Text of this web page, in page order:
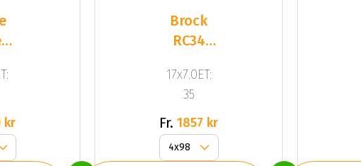
kr
Brock
RC34
Silv
17x7.0ET:
35
Fr. 1857 kr